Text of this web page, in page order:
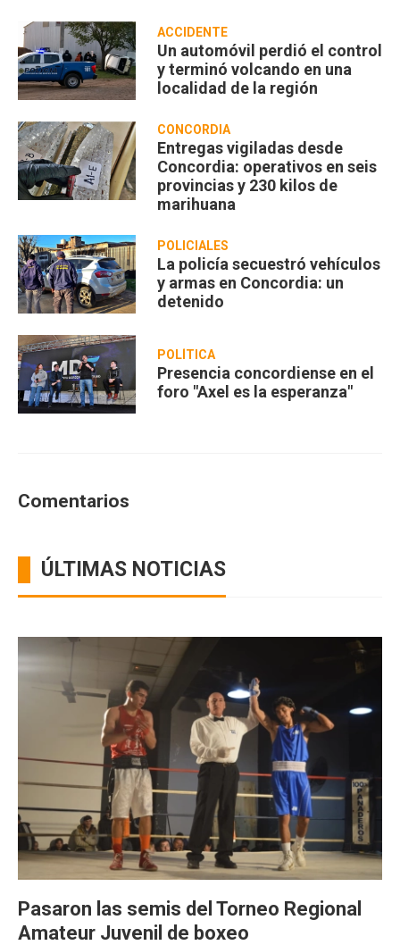
ACCIDENTE
Un automóvil perdió el control
y terminó volcando en una
localidad de la región
CONCORDIA
Entregas vigiladas desde
Concordia: operativos en seis
provincias y 230 kilos de
marihuana
POLICIALES
La policía secuestró vehículos
y armas en Concordia: un
detenido
POLÍTICA
Presencia concordiense en el
foro "Axel es la esperanza"
Comentarios
ÚLTIMAS NOTICIAS
Pasaron las semis del Torneo Regional
Amateur Juvenil de boxeo